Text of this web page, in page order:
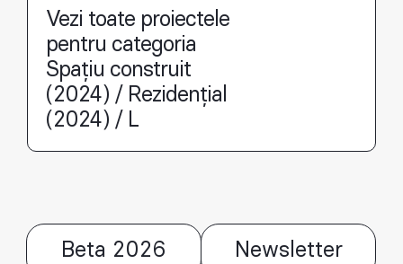
Vezi toate proiectele
pentru categoria
Spațiu construit
(2024) / Rezidențial
(2024) / L
Beta 2026 Newsletter